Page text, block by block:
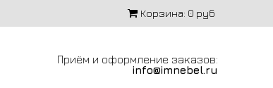
Корзина: 0 руб
Приём и оформление заказов:
info@imnebel.ru